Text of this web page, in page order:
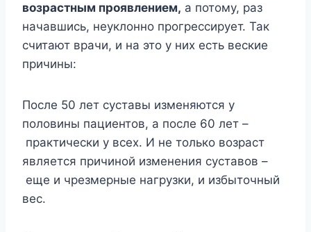
возрастным проявлением, а потому, раз
начавшись, неуклонно прогрессирует. Так
считают врачи, и на это у них есть веские
причины:
После 50 лет суставы изменяются у
половины пациентов, а после 60 лет –
практически у всех. И не только возраст
является причиной изменения суставов –
еще и чрезмерные нагрузки, и избыточный
вес.